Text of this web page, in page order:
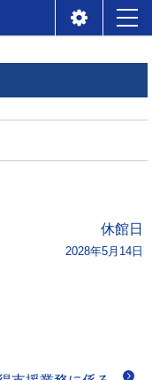
ニ
ュ
ー
休館日
2028年5月14日